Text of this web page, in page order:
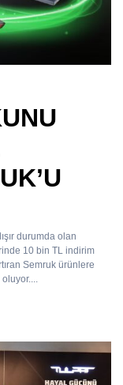
durumda olan
10 bin TL indirim
Semruk ürünlere